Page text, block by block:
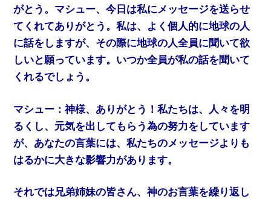
がとう。マシュー、今日は私にメッセージを送らせ
てくれてありがとう。私は、よく個人的に地球の人
に話をしますが、その際に地球の人全員に聞いて欲
しいと願っています。いつか全員が私の話を聞いて
くれるでしょう。
マシュー：神様、ありがとう！私たちは、人々を明
るくし、元気を出してもらう為の努力をしています
が、あなたの言葉には、私たちのメッセージよりも
はるかに大きな影響力があります。
それでは兄弟姉妹の皆さん、神のお言葉を繰り返し